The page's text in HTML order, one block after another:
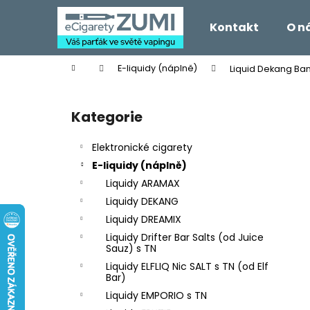
Kontakt O
Domů E-liquidy (náplně) Liquid Dekang
Přeskočit
kategorie
Kategorie
Elektronické cigarety
E-liquidy (náplně)
Liquidy ARAMAX
Liquidy DEKANG
Liquidy DREAMIX
Liquidy Drifter Bar Salts (od Juice
Sauz) s TN
Liquidy ELFLIQ Nic SALT s TN (od Elf
Bar)
Liquidy EMPORIO s TN
í
Zpět
do
Zpět
do